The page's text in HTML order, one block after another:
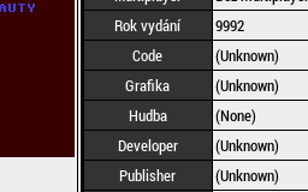
Rok vydání
9992
Code
(Unknown)
Grafika
(Unknown)
Hudba
(None)
Developer
(Unknown)
Publisher
(Unknown)